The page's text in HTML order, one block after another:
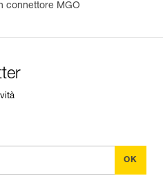
connettore MGO